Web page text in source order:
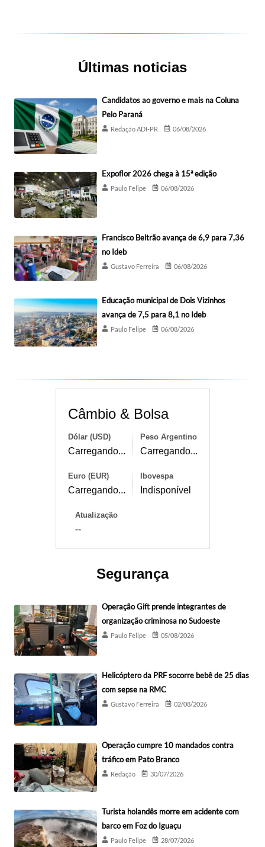
Últimas noticias
Candidatos ao governo e mais na Coluna
Pelo Paraná
Redação ADI-PR 06/08/2026
Expoflor 2026 chega à 15ª edição
Paulo Felipe 06/08/2026
Francisco Beltrão avança de 6,9 para 7,36
no Ideb
Gustavo Ferreira 06/08/2026
Educação municipal de Dois Vizinhos
avança de 7,5 para 8,1 no Ideb
Paulo Felipe 06/08/2026
Câmbio & Bolsa
Dólar (USD)
Carregando...
Peso Argentino
Carregando...
Euro (EUR)
Carregando...
Ibovespa
Indisponível
Atualização
--
Segurança
Operação Gift prende integrantes de
organização criminosa no Sudoeste
Paulo Felipe 05/08/2026
Helicóptero da PRF socorre bebê de 25 dias
com sepse na RMC
Gustavo Ferreira 02/08/2026
Operação cumpre 10 mandados contra
tráfico em Pato Branco
Redação 30/07/2026
Turista holandês morre em acidente com
barco em Foz do Iguaçu
Paulo Felipe 28/07/2026